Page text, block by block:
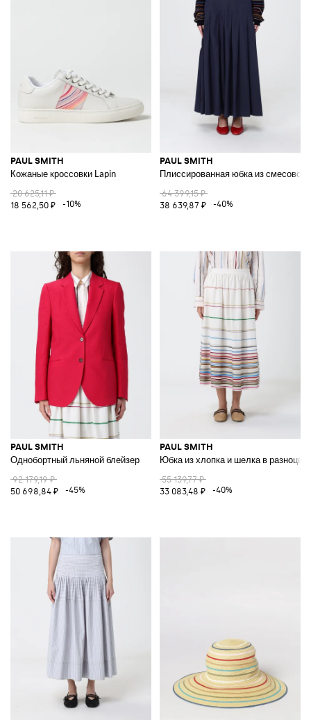
PAUL SMITH
Кожаные кроссовки Lapin
20 625,11 ₽
18 562,50 ₽
-10%
PAUL SMITH
Плиссированная юбка из
64 399,15 ₽
38 639,87 ₽
-40%
PAUL SMITH
Однобортный льняной блейзер
92 179,19 ₽
50 698,84 ₽
-45%
PAUL SMITH
Юбка из хлопка и шелка в
55 139,77 ₽
33 083,48 ₽
-40%